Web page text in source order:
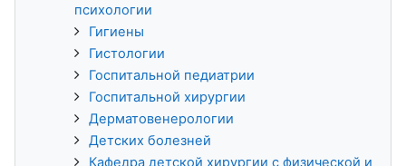
психологии
Гигиены
Гистологии
Госпитальной педиатрии
Госпитальной хирургии
Дерматовенерологии
Детских болезней
Кафедра детской хирургии с физической и